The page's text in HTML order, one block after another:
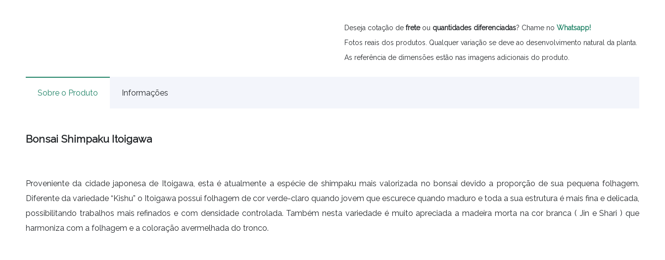
Deseja cotação de freteou quantidades diferenciadas? Chame no Whatsapp!
Fotos reais dos produtos. Qualquer variação se deve ao desenvolvimento natural da planta.
As referência de dimensões estão nas imagens adicionais do produto.
Sobre o Produto Informações
Bonsai Shimpaku Itoigawa
Proveniente da cidade japonesa de Itoigawa, esta é atualmente a espécie de shimpaku mais valorizada no bonsai devido a proporção de sua pequena folhagem.
Diferente da variedade “Kishu” o Itoigawa possui folhagem de cor verde-claro quando jovem que escurece quando maduro e toda a sua estrutura é mais fina e delicada,
possibilitando trabalhos mais refinados e com densidade controlada. Também nesta variedade é muito apreciada a madeira morta na cor branca ( Jin e Shari ) que
harmoniza com a folhagem e a coloração avermelhada do tronco.